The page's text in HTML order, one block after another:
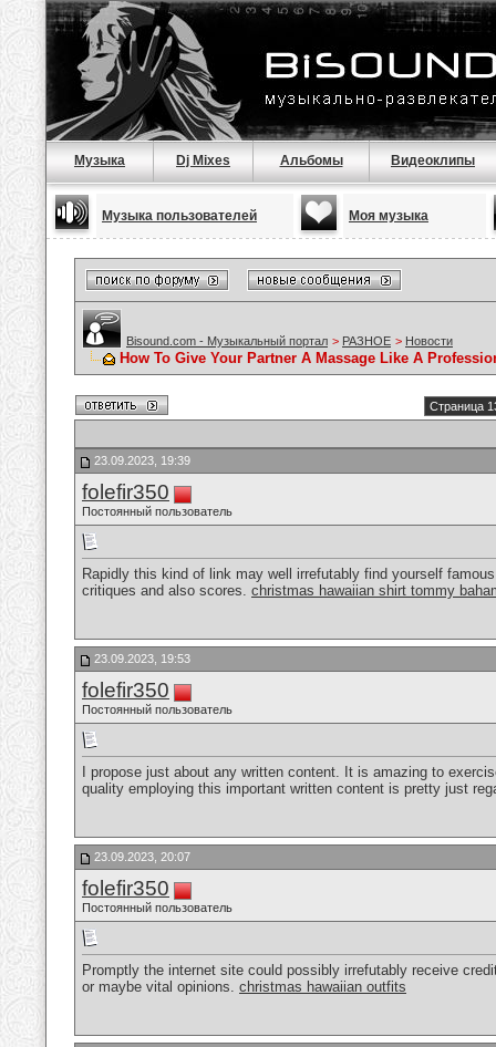
Музыка Dj Mixes Альбомы Видеоклипы
Музыка пользователей Моя музыка
Bisound.com - Музыкальный портал > РАЗНОЕ > Новости
How To Give Your Partner A Massage Like A
Страница
23.09.2023, 19:39
folefir350
Постоянный пользователь
Rapidly this kind of link may well irrefutably find yourself
critiques and also scores. christmas hawaiian shirt tommy
23.09.2023, 19:53
folefir350
Постоянный пользователь
I propose just about any written content. It is amazing to
quality employing this important written content is pretty just
23.09.2023, 20:07
folefir350
Постоянный пользователь
Promptly the internet site could possibly irrefutably receive
or maybe vital opinions. christmas hawaiian outfits